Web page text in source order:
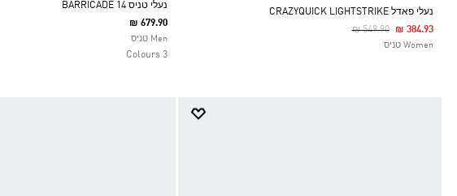
נעלי פאדל CRAZYQUICK LIGHTSTRIKE
Price Reduced From
₪ 549.90To₪ 384.93
Women טניס
Selected
נעלי טניס BARRICADE 14
₪ 679.90
Men טניס
3 Colours